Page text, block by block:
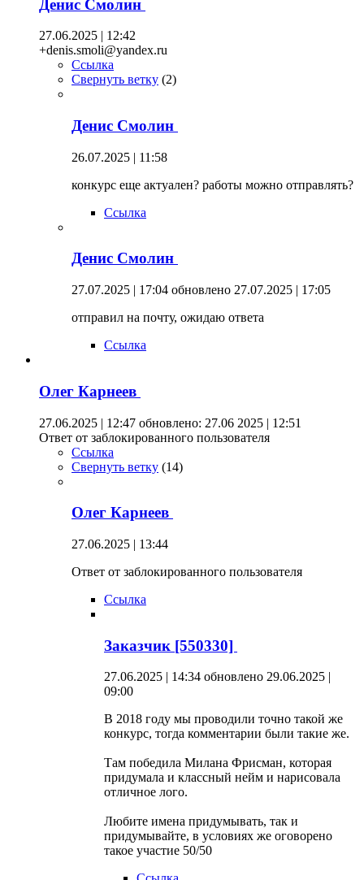
Денис Смолин
27.06.2025 | 12:42
+denis.smoli@yandex.ru
Ссылка
Свернуть ветку (2)
Денис Смолин
26.07.2025 | 11:58
конкурс еще актуален? работы можно отправлять?
Ссылка
Денис Смолин
27.07.2025 | 17:04 обновлено 27.07.2025 | 17:05
отправил на почту, ожидаю ответа
Ссылка
Олег Карнеев
27.06.2025 | 12:47 обновлено: 27.06 2025 | 12:51
Ответ от заблокированного пользователя
Ссылка
Свернуть ветку (14)
Олег Карнеев
27.06.2025 | 13:44
Ответ от заблокированного пользователя
Ссылка
Заказчик [550330]
27.06.2025 | 14:34 обновлено 29.06.2025 |
09:00
В 2018 году мы проводили точно такой же
конкурс, тогда комментарии были такие же.
Там победила Милана Фрисман, которая
придумала и классный нейм и нарисовала
отличное лого.
Любите имена придумывать, так и
придумывайте, в условиях же оговорено
такое участие 50/50